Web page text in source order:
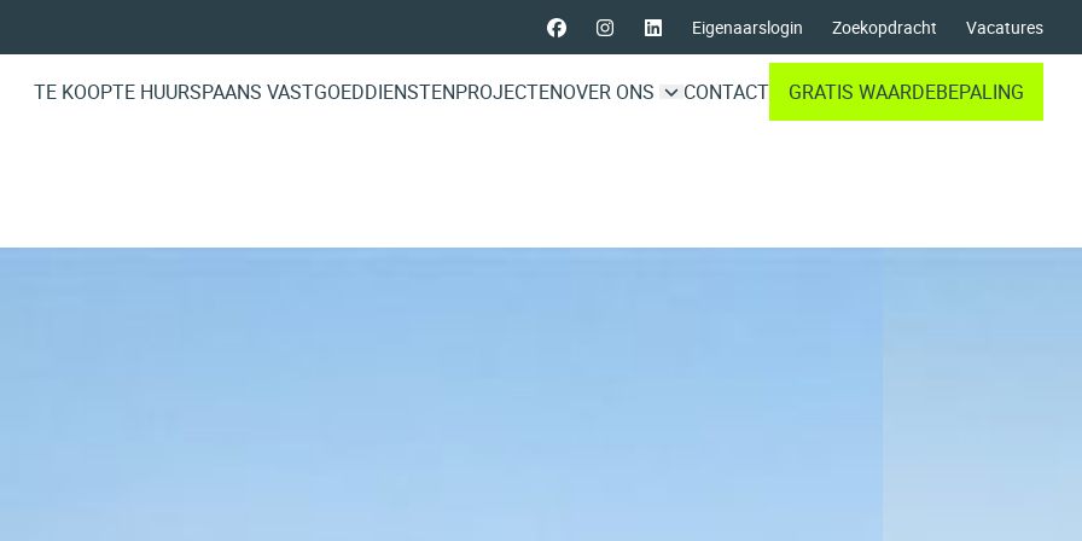
Eigenaarslogin Zoekopdracht Vacatures
TE KOOPTE HUURSPAANS VASTGOEDDIENSTENPROJECTENOVER ONS CONTACT GRATIS WAARDEBEPALING